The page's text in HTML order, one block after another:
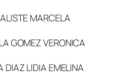
MARCELA
GOMEZ VERONICA
LIDIA EMELINA